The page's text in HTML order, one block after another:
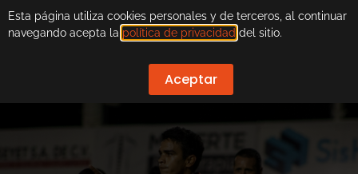
Esta página utiliza cookies personales y de terceros, al continuar
navegando acepta la política de privacidad del sitio.
Aceptar